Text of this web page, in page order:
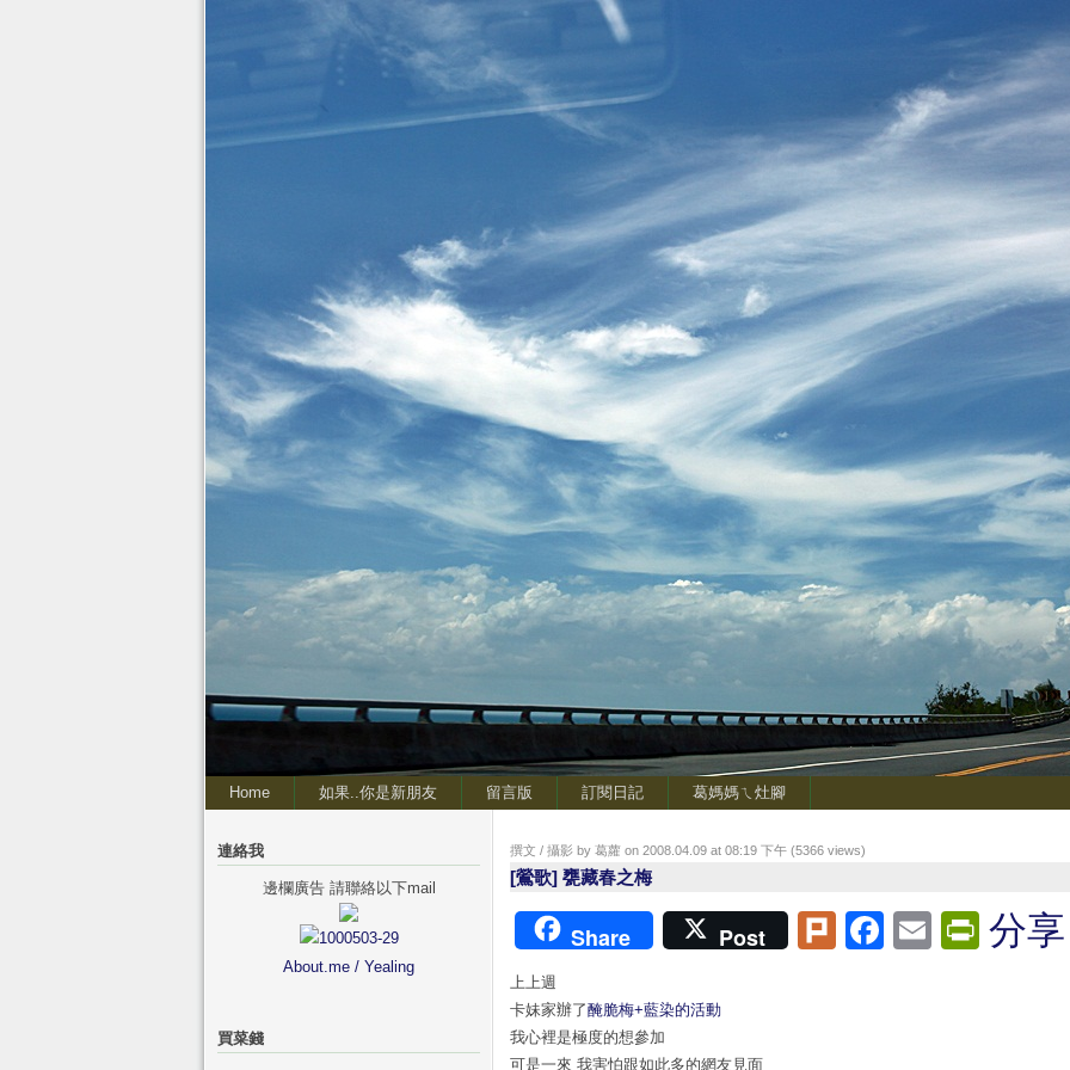
Home 如果..你是新朋友 留言版 訂閱日記 葛媽媽ㄟ灶腳
撰文 / 攝影 by 葛蘿 on 2008.04.09 at 08:19 下午 (5366 views)
[鶯歌] 甕藏春之梅
Share Post PlurkFacebook
Email分享
上上週
卡妹家辦了醃脆梅+藍染的活動
我心裡是極度的想參加
可是一來 我害怕跟如此多的網友見面
連絡我
邊欄廣告 請聯絡以下mail
About.me / Yealing
買菜錢